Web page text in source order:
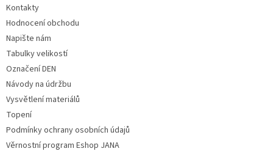
Kontakty
Hodnocení obchodu
Napište nám
Tabulky velikostí
Označení DEN
Návody na údržbu
Vysvětlení materiálů
Topení
Podmínky ochrany osobních údajů
Věrnostní program Eshop JANA